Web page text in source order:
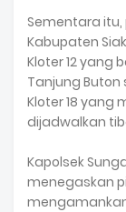
‎Sementara
Kabupaten
Kloter 12 yang
Tanjung Buton
Kloter 18 yang
dijadwalkan
‎Kapolsek
menegaskan